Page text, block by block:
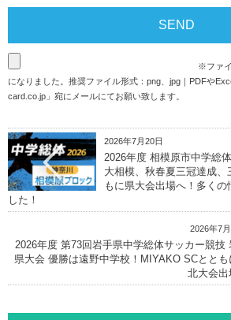
※ファ
になりました。推奨ファイル形式：png、jpg｜PDFや
card.co.jp 」宛にメールにてお願い致します。
2026年7月20日
2026年度 相模原市中学総
大相模、秋春夏三冠達成、
もに県大会出場へ！多くの
した！
2026年7
2026年度 第73回岩手県中学総体サッカー競技
県大会 優勝は遠野中学校！MIYAKO SCととも
北大会出